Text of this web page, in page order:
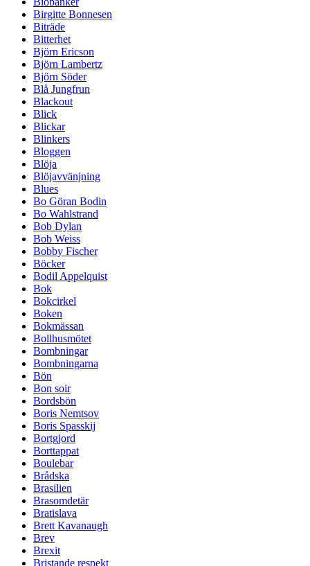
Birgitte Bonnesen
Biträde
Bitterhet
Björn Ericson
Björn Lambertz
Björn Söder
Blå Jungfrun
Blackout
Blick
Blickar
Blinkers
Bloggen
Blöja
Blöjavvänjning
Blues
Bo Göran Bodin
Bo Wahlstrand
Bob Dylan
Bob Weiss
Bobby Fischer
Böcker
Bodil Appelquist
Bok
Bokcirkel
Boken
Bokmässan
Bollhusmötet
Bombningar
Bombningarna
Bön
Bon soir
Bordsbön
Boris Nemtsov
Boris Spasskij
Bortgjord
Borttappat
Boulebar
Brådska
Brasilien
Brasomdetär
Bratislava
Brett Kavanaugh
Brev
Brexit
Bristande respekt